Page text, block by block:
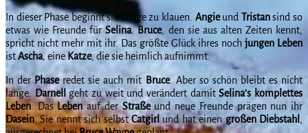
In dieser Phase beginnt sie Dinge zu klauen. Angieund Tristansind so
etwas wie Freunde fürSelina.Bruce, den sie aus alten Zeiten kennt,
spricht nicht mehr mit ihr. Das größte Glück ihres noch jungen Leben
istAscha, eine Katze, die sie heimlich aufnimmt.
In derPhaseredet sie auch mit Bruce. Aber so schön bleibt es nicht
lange.Darnell geht zu weit und verändert damitSelina’s komplettes
Leben. DasLebenauf derStraßeund neue Freunde prägen nun ihr
Dasein. Sie nennt sich selbstCatgirlund hat einengroßen Diebstahl ,